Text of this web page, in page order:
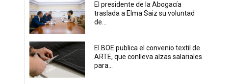
El presidente de la Abogacía
traslada a Elma Saiz su voluntad
de...
El BOE publica el convenio textil de
ARTE, que conlleva alzas salariales
para...